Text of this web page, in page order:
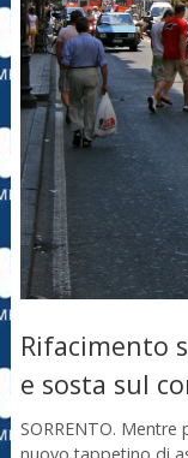
Rifacimento
e sosta sul
SORRENTO.